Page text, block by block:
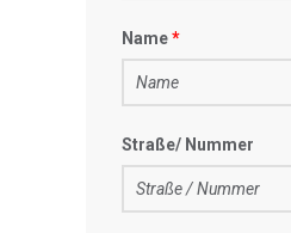
Name
Straße/ Nummer